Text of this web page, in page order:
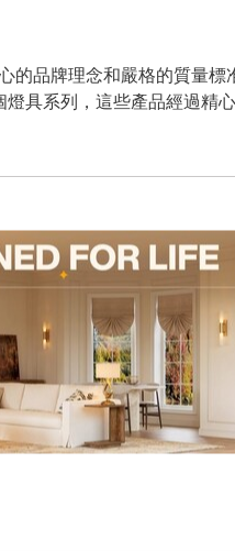
品牌理念和嚴格的質量標
具系列，這些產品經過精